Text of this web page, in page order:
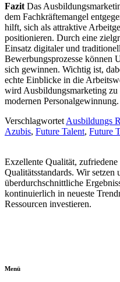
Fazit Das
dem Fachkräftemangel
hilft, sich als attraktive
positionieren. Durch eine
Einsatz digitaler und
Bewerbungsprozesse können
sich gewinnen. Wichtig ist,
echte Einblicke in die
wird Ausbildungsmarketing
modernen Personalgewinnung.
Verschlagwortet Ausbildungs
Azubis, Future Talent, Future
Exzellente Qualität,
Qualitätsstandards. Wir setzen
überdurchschnittliche
kontinuierlich in neueste
Ressourcen investieren.
Menü